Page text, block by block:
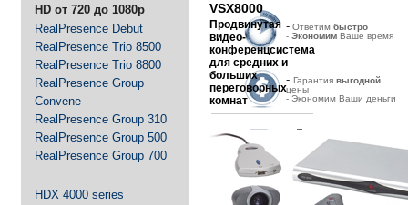
HD от 720 до 1080p
RealPresence Debut
RealPresence Trio 8500
RealPresence Trio 8800
RealPresence Group
Convene
RealPresence Group 310
RealPresence Group 500
RealPresence Group 700
HDX 4000 series
- Ответим быстро
- Экономим Ваше время
- Гарантия выгодной
цены
- Экономим Ваши деньги
Товар
сертифицирован
- Официальная поставка
и гарантия
VSX8000
Продвинутая
видео-
конференцсистема
для средних и
больших
переговорных
комнат